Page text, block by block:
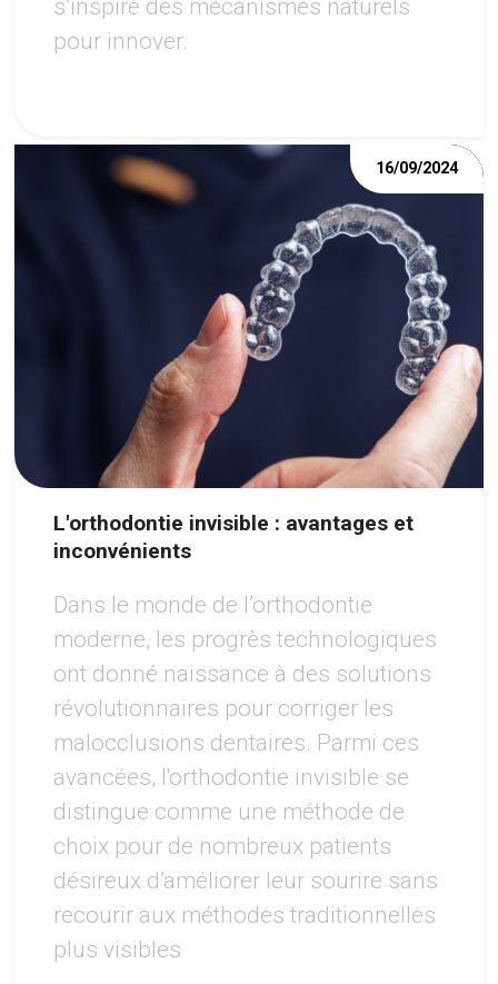
s’inspire des mécanismes naturels
pour innover.
L'orthodontie invisible : avantages et
inconvénients
16/09/2024
Dans le monde de l’orthodontie
moderne, les progrès technologiques
ont donné naissance à des solutions
révolutionnaires pour corriger les
malocclusions dentaires. Parmi ces
avancées, l'orthodontie invisible se
distingue comme une méthode de
choix pour de nombreux patients
désireux d’améliorer leur sourire sans
recourir aux méthodes traditionnelles
plus visibles